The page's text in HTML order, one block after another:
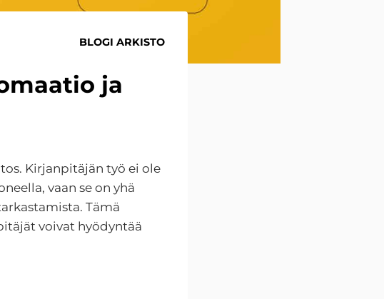
BLOGI ARKISTO
ja
Kirjanpitäjän työ ei ole
vaan se on yhä
Tämä
voivat hyödyntää